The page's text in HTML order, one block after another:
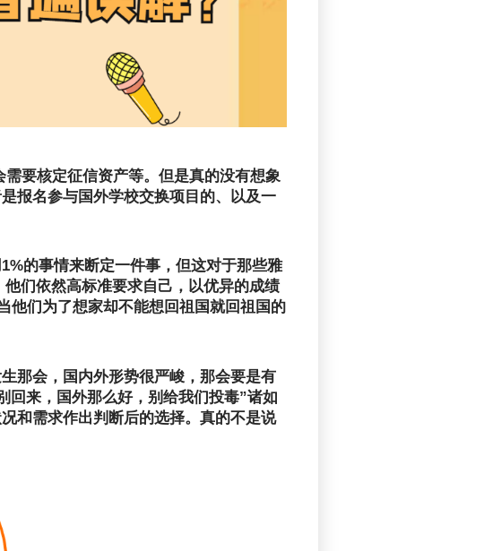
要核定征信资产等。但是真的没有想象
报名参与国外学校交换项目的、以及一
的事情来断定一件事，但这对于那些雅
们依然高标准要求自己，以优异的成绩
他们为了想家却不能想回祖国就回祖国的
那会，国内外形势很严峻，那会要是有
回来，国外那么好，别给我们投毒”诸如
和需求作出判断后的选择。真的不是说